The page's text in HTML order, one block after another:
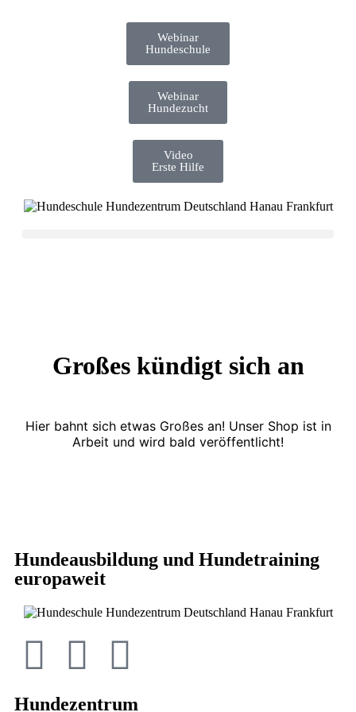
Webinar
Hundeschule
Webinar
Hundezucht
Video
Erste Hilfe
Großes kündigt sich an
Hier bahnt sich etwas Großes an! Unser Shop ist in
Arbeit und wird bald veröffentlicht!
Hundeausbildung und Hundetraining
europaweit
Hundezentrum